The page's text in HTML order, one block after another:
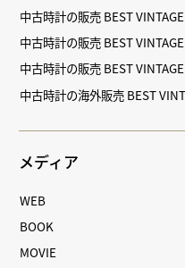
中古時計の販売 BEST VINTAGE
中古時計の販売 BEST VINTAGE
中古時計の販売 BEST VINTAGE
中古時計の海外販売 BEST
メディア
WEB
BOOK
MOVIE